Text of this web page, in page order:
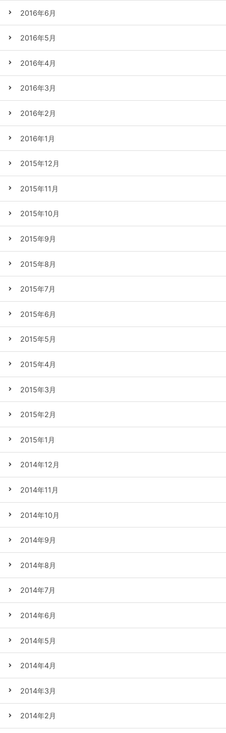
2016年6月
2016年5月
2016年4月
2016年3月
2016年2月
2016年1月
2015年12月
2015年11月
2015年10月
2015年9月
2015年8月
2015年7月
2015年6月
2015年5月
2015年4月
2015年3月
2015年2月
2015年1月
2014年12月
2014年11月
2014年10月
2014年9月
2014年8月
2014年7月
2014年6月
2014年5月
2014年4月
2014年3月
2014年2月